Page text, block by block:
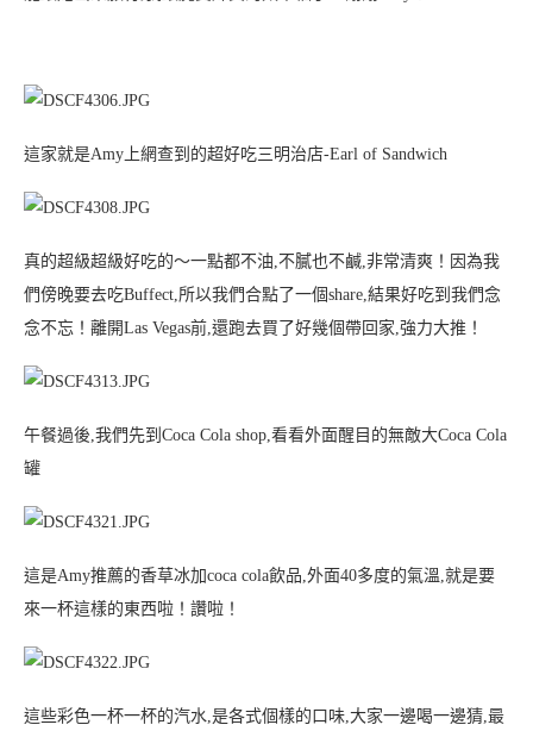
這家就是Amy上網查到的超好吃三明治店-Earl of Sandwich
真的超級超級好吃的～一點都不油,不膩也不鹹,非常清爽！因為我
們傍晚要去吃Buffect,所以我們合點了一個share,結果好吃到我們念
念不忘！離開Las Vegas前,還跑去買了好幾個帶回家,強力大推！
午餐過後,我們先到Coca Cola shop,看看外面醒目的無敵大Coca Cola
罐
這是Amy推薦的香草冰加coca cola飲品,外面40多度的氣溫,就是要
來一杯這樣的東西啦！讚啦！
這些彩色一杯一杯的汽水,是各式個樣的口味,大家一邊喝一邊猜,最